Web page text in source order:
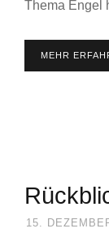
Thema Engel
MEHR
15.